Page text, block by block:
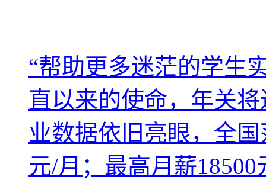
“帮助更多迷茫的学生
直以来的使命，年关
业数据依旧亮眼，全
元/月；最高月薪